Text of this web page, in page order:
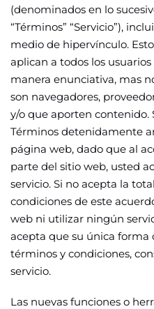
(denominados en lo
“Términos” “Servicio”),
medio de hipervínculo.
aplican a todos los
manera enunciativa, mas
son navegadores,
y/o que aporten contenido.
Términos detenidamente
página web, dado que al
parte del sitio web, usted
servicio. Si no acepta la
condiciones de este
web ni utilizar ningún
acepta que su única forma
términos y condiciones,
servicio.
Las nuevas funciones o